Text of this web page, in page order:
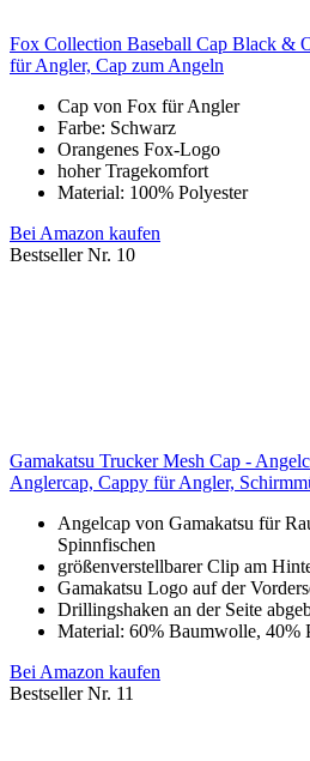
Fox Collection Baseball Cap Black &
für Angler, Cap zum Angeln
Cap von Fox für Angler
Farbe: Schwarz
Orangenes Fox-Logo
hoher Tragekomfort
Material: 100% Polyester
Bei Amazon kaufen
Bestseller Nr. 10
Gamakatsu Trucker Mesh Cap -
Anglercap, Cappy für Angler,
Angelcap von Gamakatsu für
Spinnfischen
größenverstellbarer Clip am
Gamakatsu Logo auf der
Drillingshaken an der Seite
Material: 60% Baumwolle, 40%
Bei Amazon kaufen
Bestseller Nr. 11